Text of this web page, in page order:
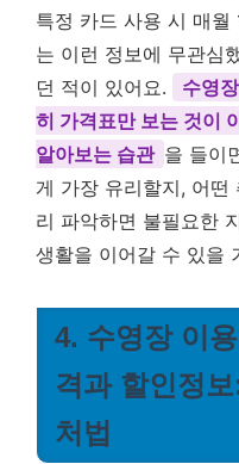
특정 카드 사용 시 매월
는 이런 정보에 무관심
던 적이 있어요.
수영
히 가격표만 보는 것이
알아보는 습관 을 들이
게 가장 유리할지, 어떤
리 파악하면 불필요한
생활을 이어갈 수 있을
4. 수영장 이
격과 할인정
처법